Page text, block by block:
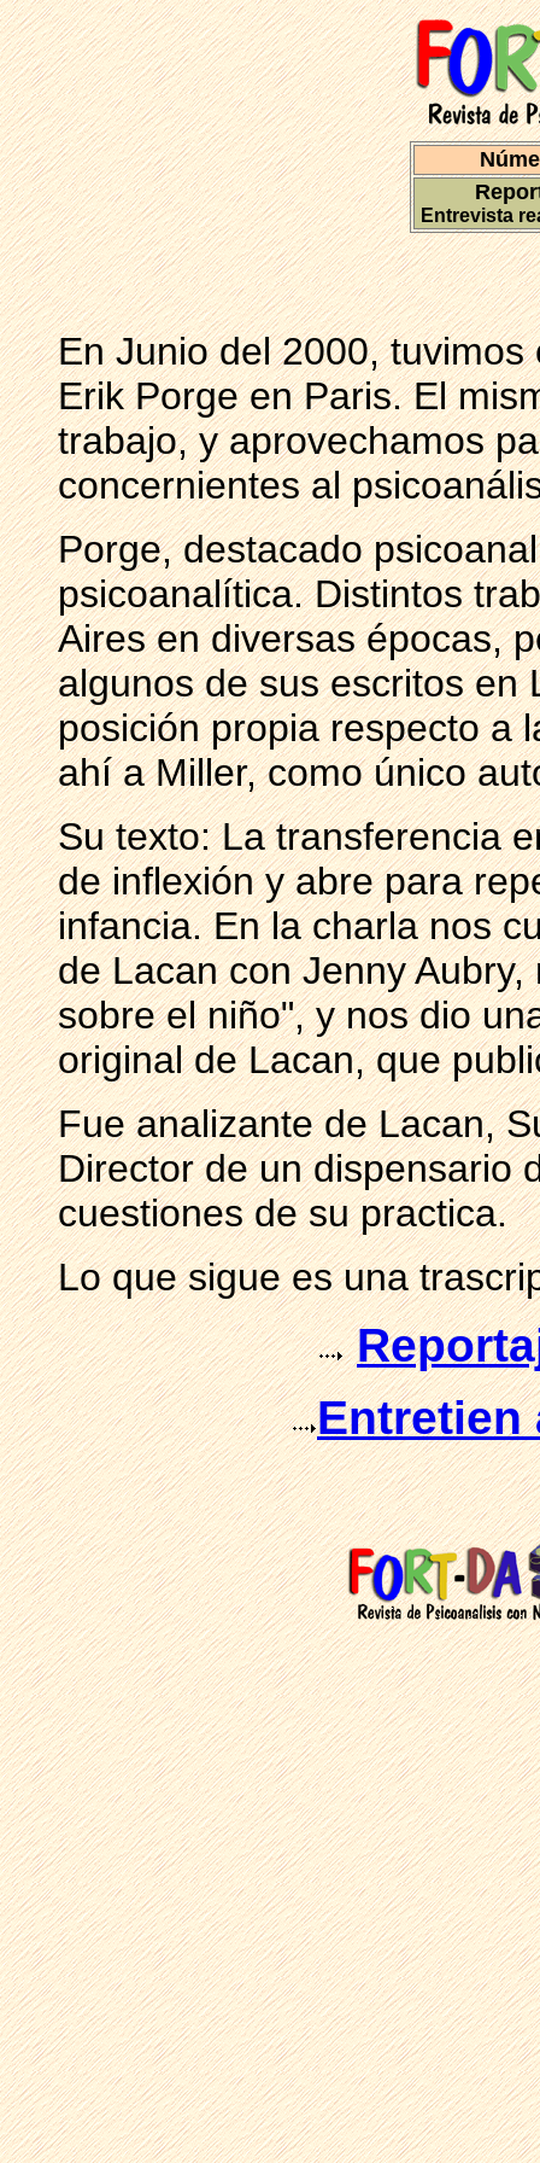
Entrevista
En Junio del 2000,
Erik Porge en Paris. El
trabajo, y aprovechamos
concernientes al
Porge, destacado
psicoanalítica. Distintos
Aires en diversas épocas,
algunos de sus escritos en
posición propia respecto a
ahí a Miller, como único
Su texto: La transferencia
de inflexión y abre para
infancia. En la charla nos
de Lacan con Jenny
sobre el niño", y nos dio
original de Lacan, que
Fue analizante de Lacan,
Director de un dispensario
cuestiones de su practica.
Lo que sigue es una
Entretien